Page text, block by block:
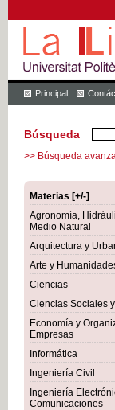
Principal
Búsqueda
>> Búsqueda
Materias [+/-]
Agronomía,
Medio Natural
Arquitectura y
Arte y
Ciencias
Ciencias Sociales
Economía y
Empresas
Informática
Ingeniería Civil
Ingeniería
Comunicaciones